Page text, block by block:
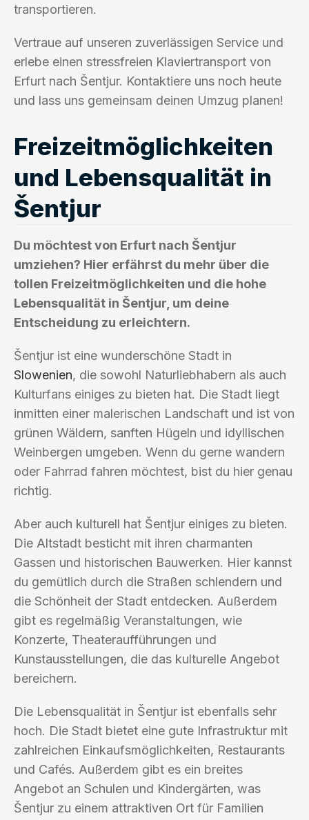
transportieren.
Vertraue auf unseren zuverlässigen Service und
erlebe einen stressfreien Klaviertransport von
Erfurt nach Šentjur. Kontaktiere uns noch heute
und lass uns gemeinsam deinen Umzug planen!
Freizeitmöglichkeiten
und Lebensqualität in
Šentjur
Du möchtest von Erfurt nach Šentjur
umziehen? Hier erfährst du mehr über die
tollen Freizeitmöglichkeiten und die hohe
Lebensqualität in Šentjur, um deine
Entscheidung zu erleichtern.
Šentjur ist eine wunderschöne Stadt in
Slowenien, die sowohl Naturliebhabern als auch
Kulturfans einiges zu bieten hat. Die Stadt liegt
inmitten einer malerischen Landschaft und ist von
grünen Wäldern, sanften Hügeln und idyllischen
Weinbergen umgeben. Wenn du gerne wandern
oder Fahrrad fahren möchtest, bist du hier genau
richtig.
Aber auch kulturell hat Šentjur einiges zu bieten.
Die Altstadt besticht mit ihren charmanten
Gassen und historischen Bauwerken. Hier kannst
du gemütlich durch die Straßen schlendern und
die Schönheit der Stadt entdecken. Außerdem
gibt es regelmäßig Veranstaltungen, wie
Konzerte, Theateraufführungen und
Kunstausstellungen, die das kulturelle Angebot
bereichern.
Die Lebensqualität in Šentjur ist ebenfalls sehr
hoch. Die Stadt bietet eine gute Infrastruktur mit
zahlreichen Einkaufsmöglichkeiten, Restaurants
und Cafés. Außerdem gibt es ein breites
Angebot an Schulen und Kindergärten, was
Šentjur zu einem attraktiven Ort für Familien